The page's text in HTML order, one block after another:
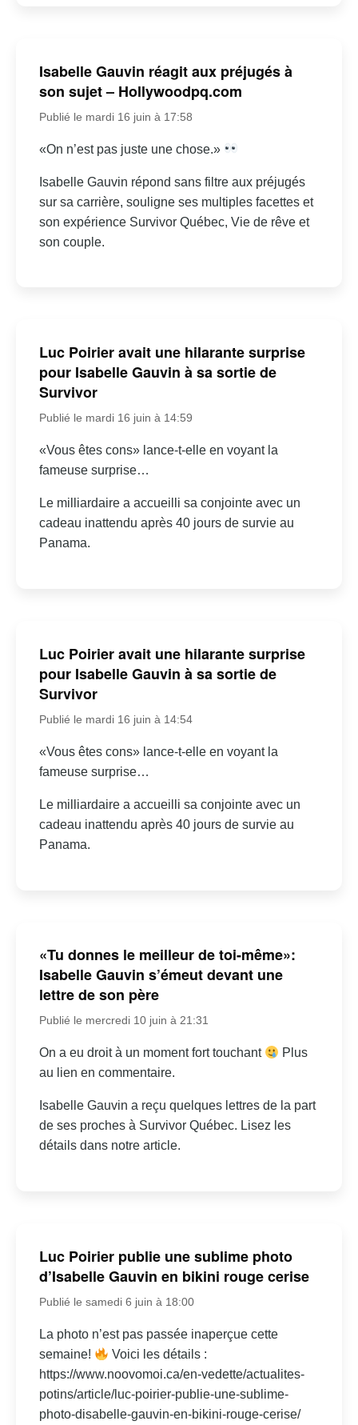
Isabelle Gauvin réagit aux préjugés à
son sujet – Hollywoodpq.com
Publié le mardi 16 juin à 17:58
«On n’est pas juste une chose.»
Isabelle Gauvin répond sans filtre aux préjugés
sur sa carrière, souligne ses multiples facettes et
son expérience Survivor Québec, Vie de rêve et
son couple.
Luc Poirier avait une hilarante surprise
pour Isabelle Gauvin à sa sortie de
Survivor
Publié le mardi 16 juin à 14:59
«Vous êtes cons» lance-t-elle en voyant la
fameuse surprise…
Le milliardaire a accueilli sa conjointe avec un
cadeau inattendu après 40 jours de survie au
Panama.
Luc Poirier avait une hilarante surprise
pour Isabelle Gauvin à sa sortie de
Survivor
Publié le mardi 16 juin à 14:54
«Vous êtes cons» lance-t-elle en voyant la
fameuse surprise…
Le milliardaire a accueilli sa conjointe avec un
cadeau inattendu après 40 jours de survie au
Panama.
«Tu donnes le meilleur de toi-même»:
Isabelle Gauvin s’émeut devant une
lettre de son père
Publié le mercredi 10 juin à 21:31
On a eu droit à un moment fort touchant
Plus
au lien en commentaire.
Isabelle Gauvin a reçu quelques lettres de la part
de ses proches à Survivor Québec. Lisez les
détails dans notre article.
Luc Poirier publie une sublime photo
d’Isabelle Gauvin en bikini rouge cerise
Publié le samedi 6 juin à 18:00
La photo n’est pas passée inaperçue cette
semaine!
Voici les détails :
https://www.noovomoi.ca/en-vedette/actualites-
potins/article/luc-poirier-publie-une-sublime-
photo-disabelle-gauvin-en-bikini-rouge-cerise/